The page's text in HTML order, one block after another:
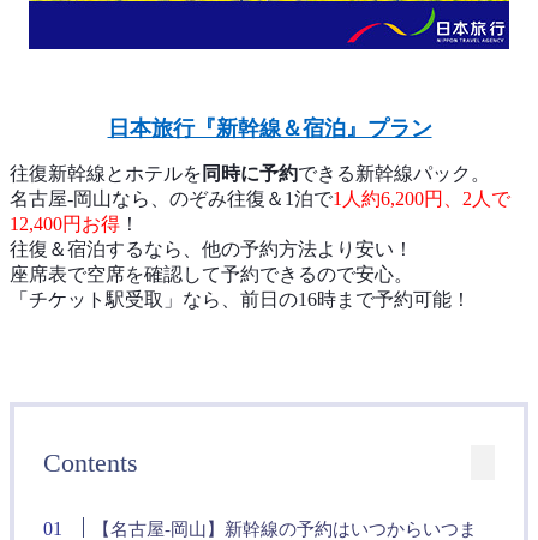
日本旅行『新幹線＆宿泊』プラン
往復新幹線とホテルを 同時に予約できる新幹線パック。
名古屋-岡山なら、のぞみ往復＆1泊で1人約6,200円、2人で
12,400円お得 ！
往復＆宿泊するなら、他の予約方法より安い！
座席表で空席を確認して予約できるので安心。
「チケット駅受取」なら、前日の16時まで予約可能！
Contents
【名古屋-岡山】新幹線の予約はいつからいつま